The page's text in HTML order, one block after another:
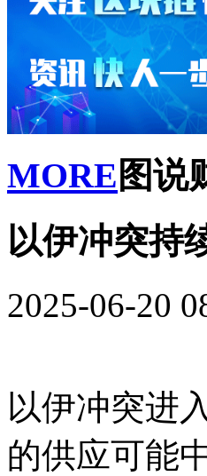
MORE 图说
以伊冲突持
2025-06-20
以伊冲突进
的供应可能